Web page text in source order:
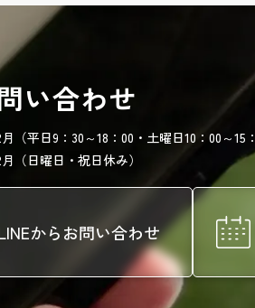
い合わせ
（平日9：30～18：00・土曜日10：00～15
（日曜日・祝日休み）
からお問い合わせ